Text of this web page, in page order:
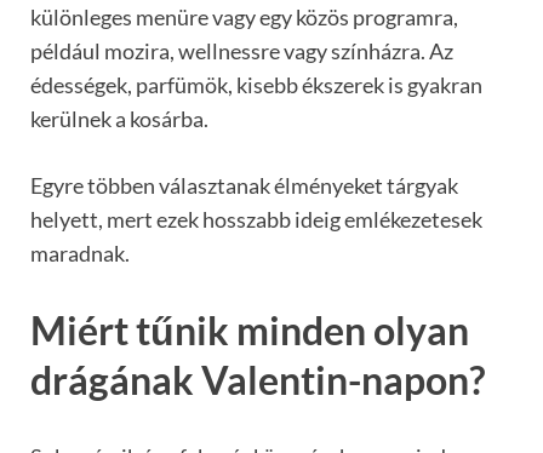
különleges menüre vagy egy közös programra,
például mozira, wellnessre vagy színházra. Az
édességek, parfümök, kisebb ékszerek is gyakran
kerülnek a kosárba.
Egyre többen választanak élményeket tárgyak
helyett, mert ezek hosszabb ideig emlékezetesek
maradnak.
Miért tűnik minden olyan
drágának Valentin-napon?